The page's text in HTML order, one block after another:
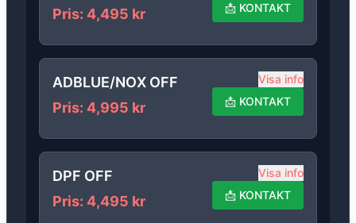
Pris: 4,495 kr
📩 KONTAKT
ADBLUE/NOX OFF
Pris: 4,995 kr
Visa info
📩 KONTAKT
DPF OFF
Pris: 4,495 kr
Visa info
📩 KONTAKT